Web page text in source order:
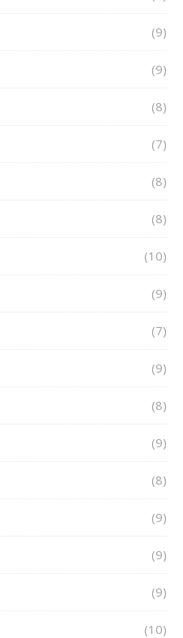
(9)
(9)
(8)
(7)
(8)
(8)
(10)
(9)
(7)
(9)
(8)
(9)
(8)
(9)
(9)
(9)
(10)